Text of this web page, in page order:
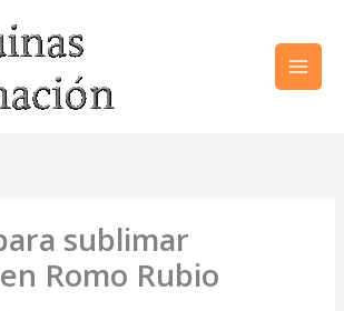
sublimar
Romo Rubio